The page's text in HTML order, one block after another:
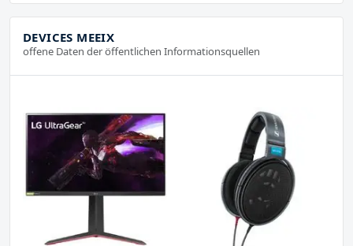
DEVICES MEEIX
offene Daten der öffentlichen Informationsquellen